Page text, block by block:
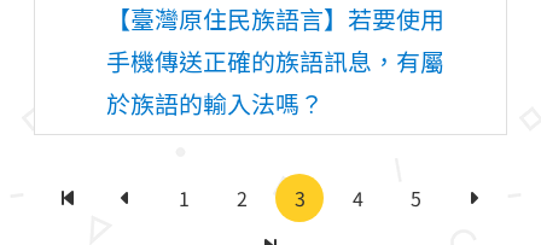
【臺灣原住民族語言】若要使用
手機傳送正確的族語訊息，有屬
於族語的輸入法嗎？
第一頁 上一頁
1 2 3 4 5
下一頁